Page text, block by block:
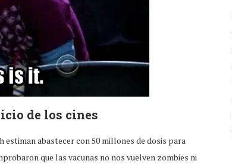
de los cines
estiman abastecer con 50 millones de dosis para
que las vacunas no nos vuelven zombies ni